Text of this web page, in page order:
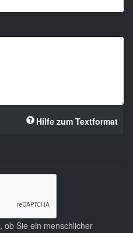
Hilfe zum Textformat
ob Sie ein menschlicher